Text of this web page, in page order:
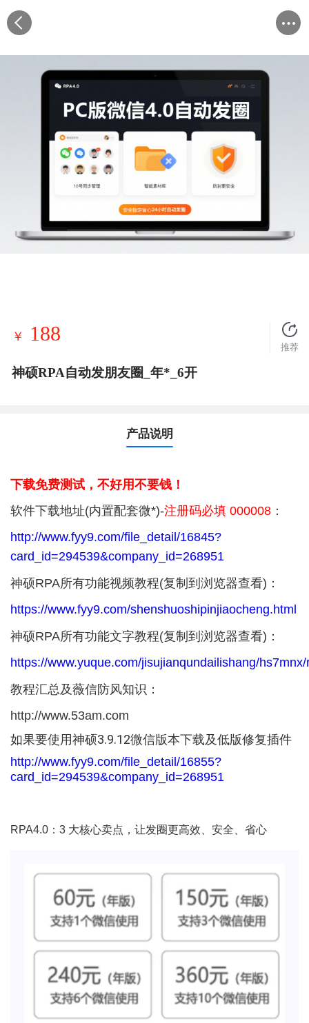
￥ 188
推荐
神硕RPA自动发朋友圈_年*_6开
产品说明
下载免费测试，不好用不要钱！
软件下载地址(内置配套微*)-注册码必填 000008：
http://www.fyy9.com/file_detail/16845?
card_id=294539&company_id=268951
神硕RPA所有功能视频教程(复制到浏览器查看)：
https://www.fyy9.com/shenshuoshipinjiaocheng.html
神硕RPA所有功能文字教程(复制到浏览器查看)：
https://www.yuque.com/jisujianqundailishang/
教程汇总及薇信防风知识：
http://www.53am.com
如果要使用神硕3.9.12微信版本下载及低版修复插件
http://www.fyy9.com/file_detail/16855?
card_id=294539&company_id=268951
RPA4.0：3 大核心卖点，让发圈更高效、安全、省心